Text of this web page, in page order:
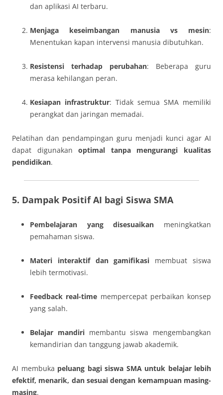
dan aplikasi AI terbaru.
Menjaga keseimbangan manusia vs mesin:
Menentukan kapan intervensi manusia dibutuhkan.
Resistensi terhadap perubahan: Beberapa guru
merasa kehilangan peran.
Kesiapan infrastruktur: Tidak semua SMA memiliki
perangkat dan jaringan memadai.
Pelatihan dan pendampingan guru menjadi kunci agar AI
dapat digunakanoptimal tanpa mengurangi kualitas
pendidikan.
5. Dampak Positif AI bagi Siswa SMA
Pembelajaran yang disesuaikan meningkatkan
pemahaman siswa.
Materi interaktif dan gamifikasi membuat siswa
lebih termotivasi.
Feedback real-time mempercepat perbaikan konsep
yang salah.
Belajar mandirimembantu siswa mengembangkan
kemandirian dan tanggung jawab akademik.
AI membuka peluang bagi siswa SMA untuk belajar lebih
efektif, menarik, dan sesuai dengan kemampuan masing-
masing.